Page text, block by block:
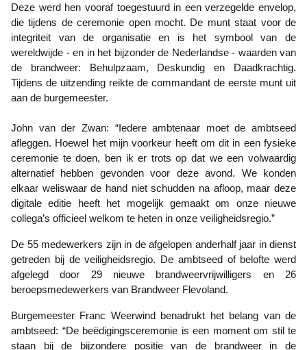
Deze werd hen vooraf toegestuurd in een verzegelde envelop,
die tijdens de ceremonie open mocht. De munt staat voor de
integriteit van de organisatie en is het symbool van de
wereldwijde - en in het bijzonder de Nederlandse - waarden van
de brandweer: Behulpzaam, Deskundig en Daadkrachtig.
Tijdens de uitzending reikte de commandant de eerste munt uit
aan de burgemeester.
John van der Zwan: “Iedere ambtenaar moet de ambtseed
afleggen. Hoewel het mijn voorkeur heeft om dit in een fysieke
ceremonie te doen, ben ik er trots op dat we een volwaardig
alternatief hebben gevonden voor deze avond. We konden
elkaar weliswaar de hand niet schudden na afloop, maar deze
digitale editie heeft het mogelijk gemaakt om onze nieuwe
collega’s officieel welkom te heten in onze veiligheidsregio.”
De 55 medewerkers zijn in de afgelopen anderhalf jaar in dienst
getreden bij de veiligheidsregio. De ambtseed of belofte werd
afgelegd door 29 nieuwe brandweervrijwilligers en 26
beroepsmedewerkers van Brandweer Flevoland.
Burgemeester Franc Weerwind benadrukt het belang van de
ambtseed: “De beëdigingsceremonie is een moment om stil te
staan bij de bijzondere positie van de brandweer in de